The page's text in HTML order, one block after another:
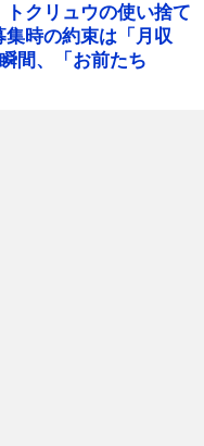
クリュウの使い捨て
時の約束は「月収
間、「お前たち